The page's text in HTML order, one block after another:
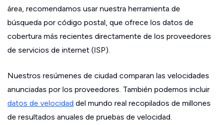
área, recomendamos usar nuestra herramienta de
búsqueda por código postal, que ofrece los datos de
cobertura más recientes directamente de los proveedores
de servicios de internet (ISP).
Nuestros resúmenes de ciudad comparan las velocidades
anunciadas por los proveedores. También podemos incluir
datos de velocidad del mundo real recopilados de millones
de resultados anuales de pruebas de velocidad.